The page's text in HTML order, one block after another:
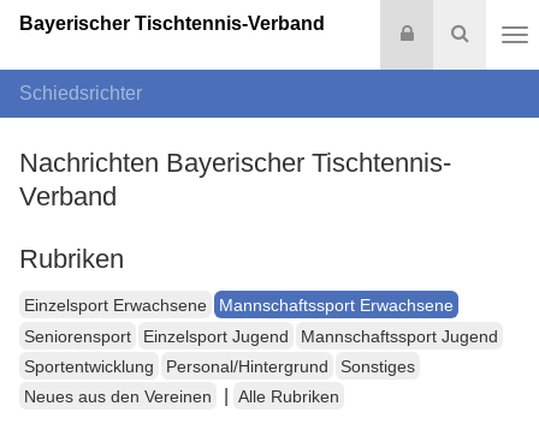
Suche
Login
Bayerischer Tischtennis-Verband
Schiedsrichter
Nachrichten Bayerischer Tischtennis-
Verband
Rubriken
Einzelsport Erwachsene
Mannschaftssport Erwachsene
Seniorensport
Einzelsport Jugend
Mannschaftssport Jugend
Sportentwicklung
Personal/Hintergrund
Sonstiges
Neues aus den Vereinen
Alle Rubriken